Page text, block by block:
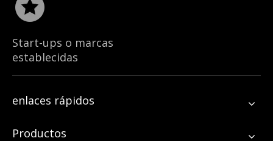
Start-ups o marcas
establecidas
enlaces rápidos
Productos